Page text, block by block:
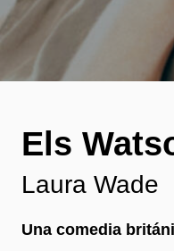
Els
Laura Wade
Una comedia